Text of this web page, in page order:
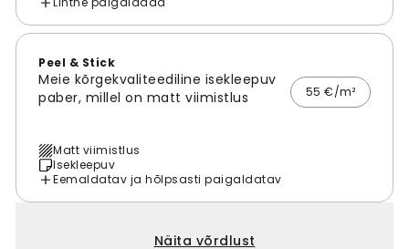
Peel & Stick
Meie kõrgekvaliteediline isekleepuv
paber, millel on matt viimistlus
55 €/m²
Matt viimistlus
Isekleepuv
Eemaldatav ja hõlpsasti paigaldatav
Näita võrdlust